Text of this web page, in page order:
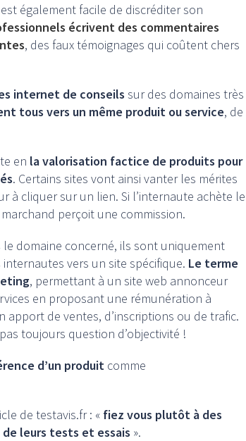
également facile de discréditer son
écrivent des commentaires
, des faux témoignages qui coûtent chers
internet de conseils sur des domaines très
tous vers un même produit ou service, de
en la valorisation factice de produits pour
. Certains sites vont ainsi vanter les mérites
à cliquer sur un lien. Si l’internaute achète le
perçoit une commission.
le domaine concerné, ils sont uniquement
vers un site spécifique. Le terme
, permettant à un site web annonceur
en proposant une rémunération à
apport de ventes, d’inscriptions ou de trafic.
toujours question d’objectivité !
d’un produit comme
de testavis.fr : « fiez vous plutôt à des
leurs tests et essais ».